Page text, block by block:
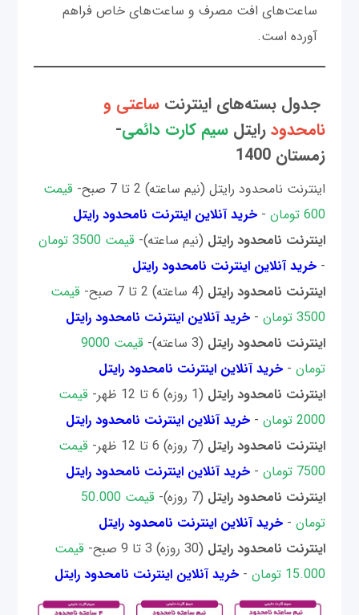
ساعت‌های افت مصرف و ساعت‌های خاص فراهم
آورده است.
جدول بسته‌های اینترنتساعتی و
نامحدودرایتلسیم کارت دائمی-
زمستان 1400
اینترنت نامحدود رایتل (نیم ساعته) 2 تا 7 صبح-
قیمت
600 تومان
-خرید آنلاین اینترنت نامحدود رایتل
اینترنت نامحدود رایتل (نیم ساعته)-قیمت 3500 تومان
- خرید آنلاین اینترنت نامحدود رایتل
اینترنت نامحدود رایتل (4 ساعته) 2 تا 7 صبح-
قیمت
3500 تومان
- خرید آنلاین اینترنت نامحدود رایتل
اینترنت نامحدود رایتل (3 ساعته)-
قیمت 9000
تومان - خرید آنلاین اینترنت نامحدود رایتل
اینترنت نامحدود رایتل (1 روزه) 6 تا 12 ظهر-
قیمت
2000 تومان
-خرید آنلاین اینترنت نامحدود رایتل
اینترنت نامحدود رایتل (7 روزه) 6 تا 12 ظهر-
قیمت
7500 تومان
-خرید آنلاین اینترنت نامحدود رایتل
اینترنت نامحدود رایتل (7 روزه)-
قیمت 50.000
تومان - خرید آنلاین اینترنت نامحدود رایتل
اینترنت نامحدود رایتل (30 روزه) 3 تا 9 صبح-
قیمت
15.000 تومان
-خرید آنلاین اینترنت نامحدود رایتل